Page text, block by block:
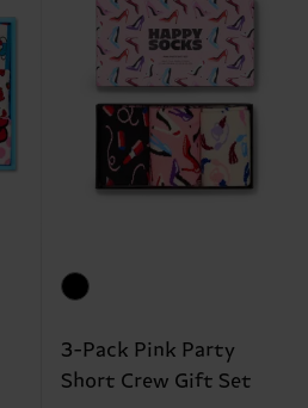
3-Pack Pink Party
Short Crew Gift Set